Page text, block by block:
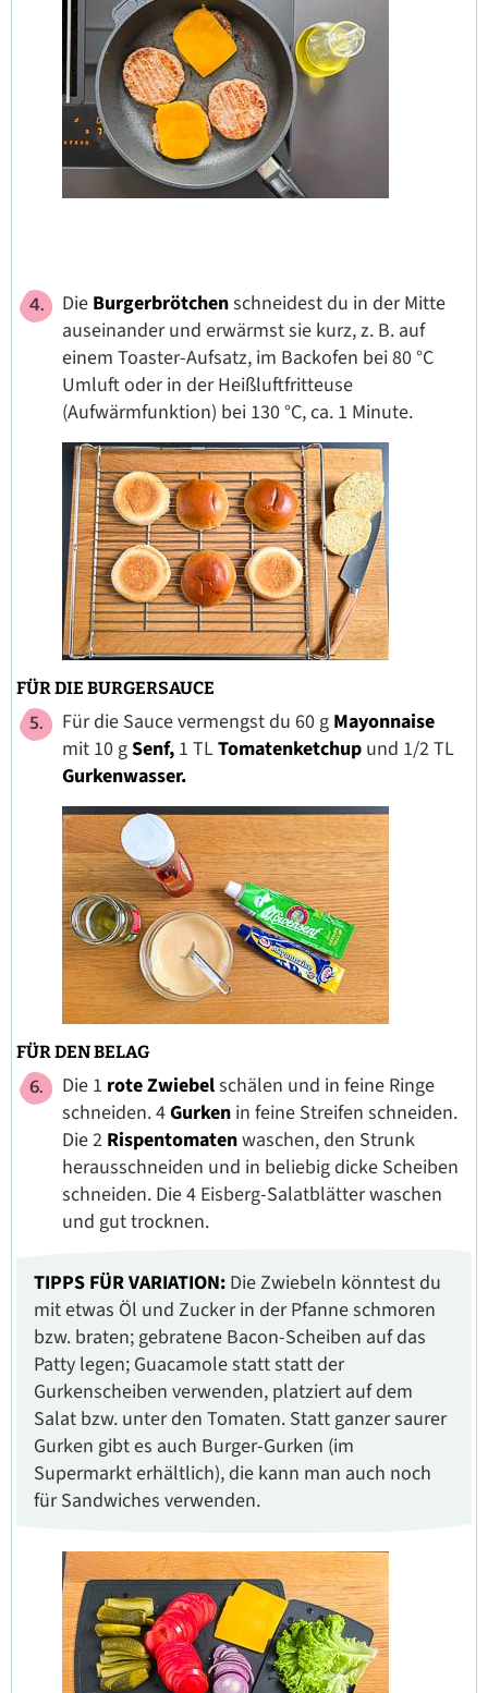
Die Burgerbrötchenschneidest du in der Mitte
auseinander und erwärmst sie kurz, z. B. auf
einem Toaster-Aufsatz, im Backofen bei 80 °C
Umluft oder in der Heißluftfritteuse
(Aufwärmfunktion) bei 130 °C, ca. 1 Minute.
FÜR DIE BURGERSAUCE
Für die Sauce vermengst du 60 g Mayonnaise
mit 10 gSenf, 1 TLTomatenketchup und 1/2 TL
Gurkenwasser.
FÜR DEN BELAG
Die 1 rote Zwiebelschälen und in feine Ringe
schneiden. 4Gurken in feine Streifen schneiden.
Die 2 Rispentomatenwaschen, den Strunk
herausschneiden und in beliebig dicke Scheiben
schneiden. Die 4 Eisberg-Salatblätter waschen
und gut trocknen.
TIPPS FÜR VARIATION: Die Zwiebeln könntest du
mit etwas Öl und Zucker in der Pfanne schmoren
bzw. braten; gebratene Bacon-Scheiben auf das
Patty legen; Guacamole statt statt der
Gurkenscheiben verwenden, platziert auf dem
Salat bzw. unter den Tomaten. Statt ganzer saurer
Gurken gibt es auch Burger-Gurken (im
Supermarkt erhältlich), die kann man auch noch
für Sandwiches verwenden.